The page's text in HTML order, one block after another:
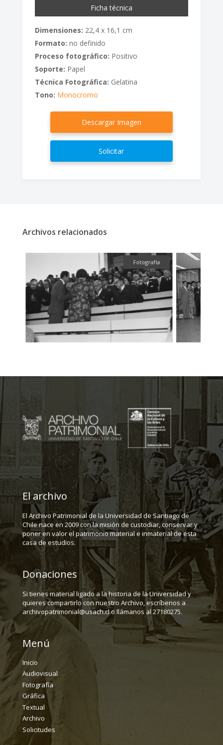
Ficha técnica
Dimensiones: 22,4 x 16,1 cm
Formato: no definido
Proceso fotográfico: Positivo
Soporte: Papel
Técnica Fotográfica: Gelatina
Tono: Monocromo
Descargar Imagen
Solicitar
Archivos relacionados
Fotografía
El archivo
El Archivo Patrimonial de la Universidad de Santiago de
Chile nace en 2009 con la misión de custodiar, conservar y
poner en valor el patrimonio material e inmaterial de esta
casa de estudios.
Donaciones
Si tienes material ligado a la historia de la Universidad y
quieres compartirlo con nuestro Archivo, escríbenos a
archivopatrimonial@usach.cl o llámanos al 27180275.
Menú
Inicio
Audiovisual
Fotografía
Gráfica
Textual
Archivo
Solicitudes